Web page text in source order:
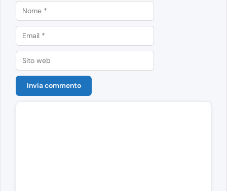
Nome
Email
Sito
web